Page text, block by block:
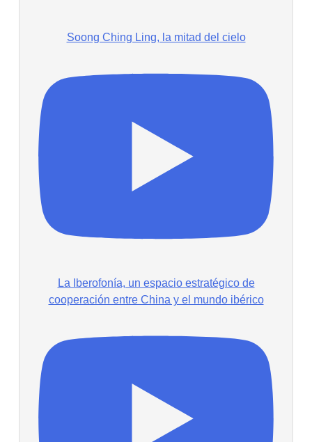
Soong Ching Ling, la mitad del cielo
La Iberofonía, un espacio estratégico de
cooperación entre China y el mundo ibérico